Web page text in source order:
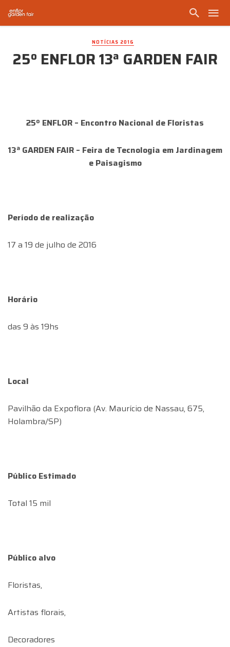
NOTÍCIAS 2016
25º ENFLOR 13ª GARDEN FAIR
25º ENFLOR – Encontro Nacional de Floristas
13ª GARDEN FAIR – Feira de Tecnologia em Jardinagem
e Paisagismo
Período de realização
17 a 19 de julho de 2016
Horário
das 9 às 19hs
Local
Pavilhão da Expoflora (Av. Maurício de Nassau, 675,
Holambra/SP)
Público Estimado
Total 15 mil
Público alvo
Floristas,
Artistas florais,
Decoradores